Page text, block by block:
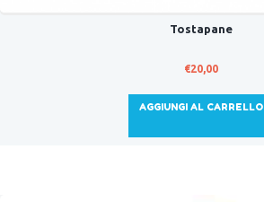
Tostapane
€20,00
AGGIUNGI AL CARRELLO